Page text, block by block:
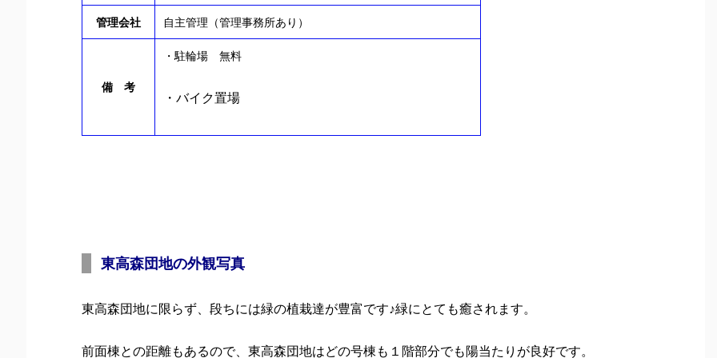
管理会社 自主管理（管理事務所あり）
備 考
・駐輪場 無料
・バイク置場
東高森団地の外観写真
東高森団地に限らず、段ちには緑の植栽達が豊富です♪緑にとても癒されます。
前面棟との距離もあるので、東高森団地はどの号棟も１階部分でも陽当たりが良好です。